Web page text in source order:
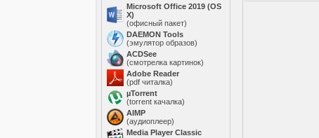
Microsoft Office 2019 (OS
X)
(офисный пакет)
DAEMON Tools
(эмулятор образов)
ACDSee
(смотрелка картинок)
Adobe Reader
(pdf читалка)
µTorrent
(torrent качалка)
AIMP
(аудиоплеер)
Media Player Classic